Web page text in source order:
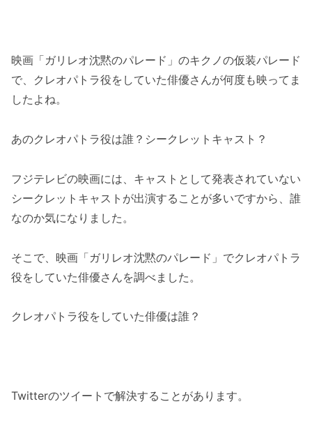
映画「ガリレオ沈黙のパレード」のキクノの仮装パレード
で、クレオパトラ役をしていた俳優さんが何度も映ってま
したよね。
あのクレオパトラ役は誰？シークレットキャスト？
フジテレビの映画には、キャストとして発表されていない
シークレットキャストが出演することが多いですから、誰
なのか気になりました。
そこで、映画「ガリレオ沈黙のパレード」でクレオパトラ
役をしていた俳優さんを調べました。
クレオパトラ役をしていた俳優は誰？
Twitterのツイートで解決することがあります。